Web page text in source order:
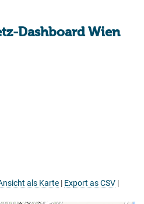
Inhalt
Dashboard Wien
als Karte | Export as CSV |